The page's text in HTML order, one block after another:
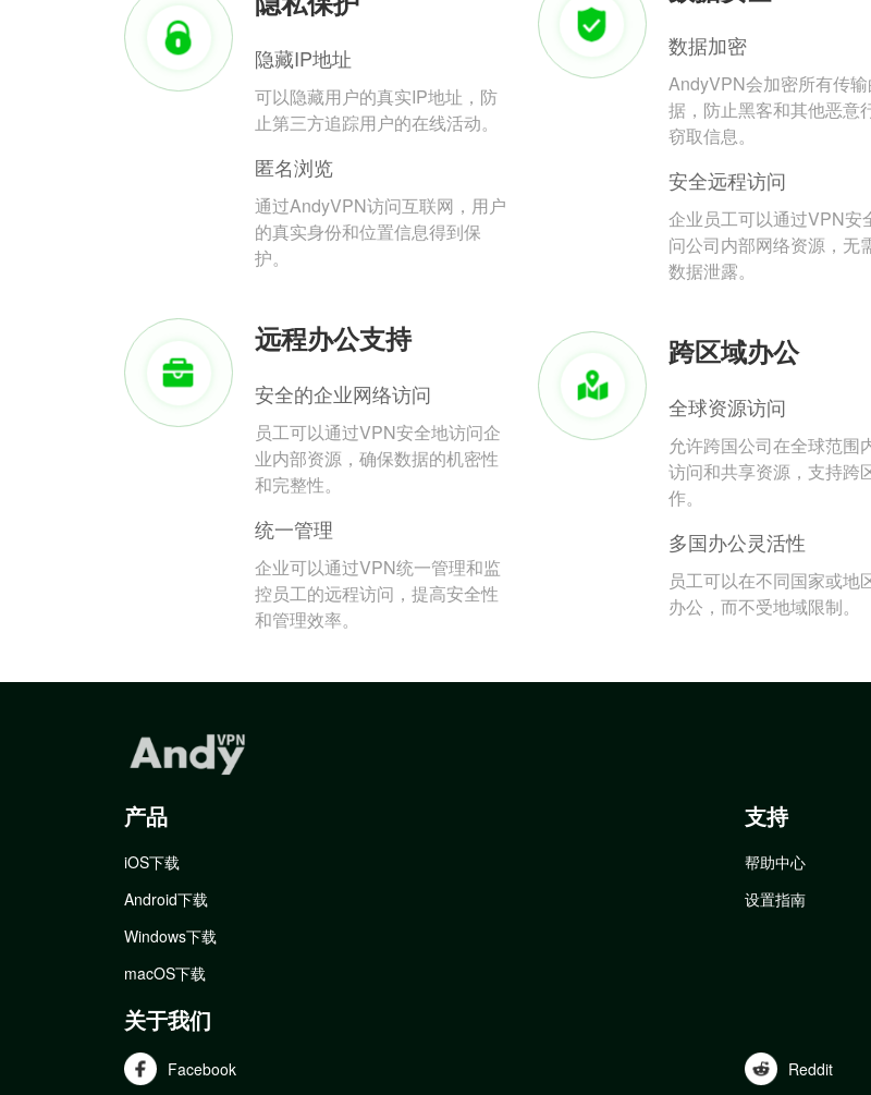
隐藏IP地址
可以隐藏用户的真实IP地址，防
止第三方追踪用户的在线活动。
匿名浏览
通过AndyVPN访问互联网，用户
的真实身份和位置信息得到保
护。
数据加密
AndyVPN会加密所有传
据，防止黑客和其他恶意
窃取信息。
安全远程访问
企业员工可以通过VPN安
问公司内部网络资源，无
数据泄露。
远程办公支持
安全的企业网络访问
员工可以通过VPN安全地访问企
业内部资源，确保数据的机密性
和完整性。
统一管理
企业可以通过VPN统一管理和监
控员工的远程访问，提高安全性
和管理效率。
跨区域办公
全球资源访问
允许跨国公司在全球范围
访问和共享资源，支持跨
作。
多国办公灵活性
员工可以在不同国家或地
办公，而不受地域限制。
产品
iOS下载
Android下载
Windows下载
macOS下载
支持
帮助中心
设置指南
关于我们
Facebook Reddit